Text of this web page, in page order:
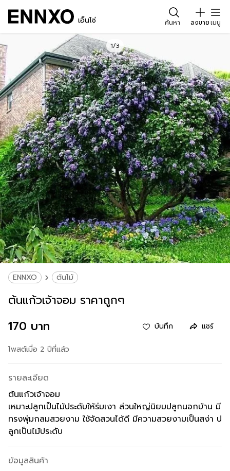
เอ็นโซ่ ค้นหา ลงขายเมนู
1/3
ENNXO ต้นไม้
ต้นแก้วเจ้าจอม ราคาถูกๆ
170 บาท
บันทึก แชร์
โพสต์เมื่อ 2 ปีที่แล้ว
รายละเอียด
ต้นแก้วเจ้าจอม
เหมาะปลูกเป็นไม้ประดับให้ร่มเงา ส่วนใหญ่นิยมปลูกนอกบ้าน มี
ทรงพุ่มกลมสวยงาม ใช้จัดสวนได้ดี มีความสวยงามเป็นสง่า ป
ลูกเป็นไม้ประดับ
ข้อมูลสินค้า